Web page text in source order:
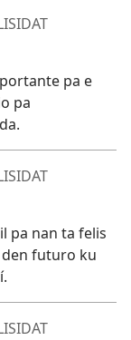
pa e
pa
pa nan ta felis
futuro ku